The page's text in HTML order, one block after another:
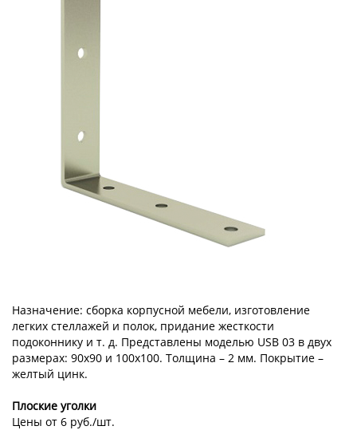
Назначение: сборка корпусной мебели, изготовление
легких стеллажей и полок, придание жесткости
подоконнику и т. д. Представлены моделью USB 03 в двух
размерах: 90x90 и 100x100. Толщина – 2 мм. Покрытие –
желтый цинк.
Плоские уголки
Цены от 6 руб./шт.